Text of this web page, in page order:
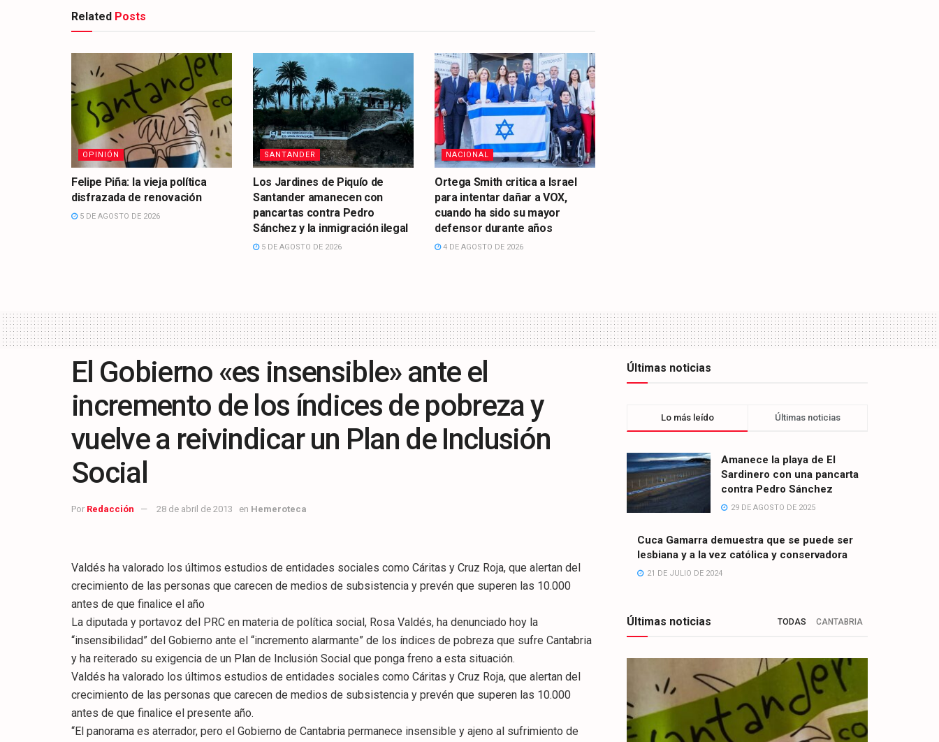
Related Posts
OPINIÓN
Felipe Piña: la vieja política
disfrazada de renovación
5 DE AGOSTO DE 2026
SANTANDER
Los Jardines de Piquío de
Santander amanecen con
pancartas contra Pedro
Sánchez y la inmigración ilegal
5 DE AGOSTO DE 2026
NACIONAL
Ortega Smith critica a Israel
para intentar dañar a VOX,
cuando ha sido su mayor
defensor durante años
4 DE AGOSTO DE 2026
El Gobierno «es insensible» ante el
incremento de los índices de pobreza y
vuelve a reivindicar un Plan de Inclusión
Social
Por Redacción 28 de abril de 2013 en Hemeroteca
Valdés ha valorado los últimos estudios de entidades sociales como Cáritas y Cruz Roja, que alertan del
crecimiento de las personas que carecen de medios de subsistencia y prevén que superen las 10.000
antes de que finalice el año
La diputada y portavoz del PRC en materia de política social, Rosa Valdés, ha denunciado hoy la
“insensibilidad” del Gobierno ante el “incremento alarmante” de los índices de pobreza que sufre Cantabria
y ha reiterado su exigencia de un Plan de Inclusión Social que ponga freno a esta situación.
Valdés ha valorado los últimos estudios de entidades sociales como Cáritas y Cruz Roja, que alertan del
crecimiento de las personas que carecen de medios de subsistencia y prevén que superen las 10.000
antes de que finalice el presente año.
“El panorama es aterrador, pero el Gobierno de Cantabria permanece insensible y ajeno al sufrimiento de
Últimas noticias
Lo más leído Últimas noticias
Amanece la playa de El
Sardinero con una pancarta
contra Pedro Sánchez
29 DE AGOSTO DE 2025
Cuca Gamarra demuestra que se puede ser
lesbiana y a la vez católica y conservadora
21 DE JULIO DE 2024
Últimas noticias TODAS CANTABRIA